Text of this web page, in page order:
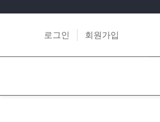
로그인 회원가입